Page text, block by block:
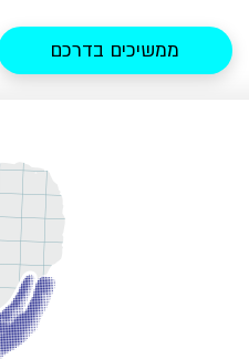
ממשיכים בדרכם